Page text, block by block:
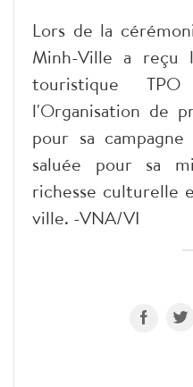
Lors de la
Minh-Ville a reçu
touristique
l'Organisation de
pour sa
saluée pour sa
richesse culturelle
ville. -VNA/VI